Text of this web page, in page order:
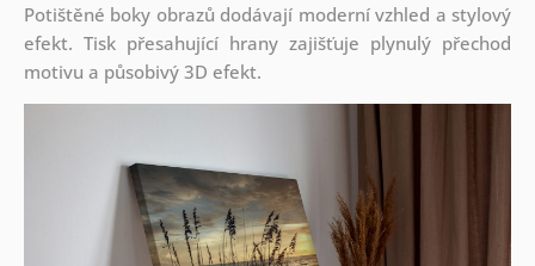
Potištěné boky obrazů dodávají moderní vzhled a stylový
efekt. Tisk přesahující hrany zajišťuje plynulý přechod
motivu a působivý 3D efekt.